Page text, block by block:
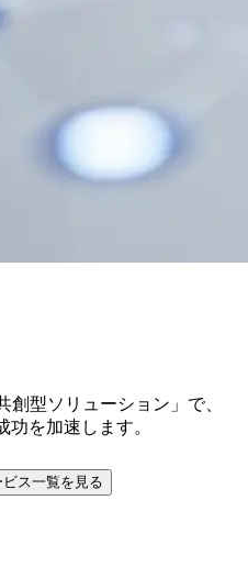
型ソリューション」で、
を加速します。
ビス一覧を見る